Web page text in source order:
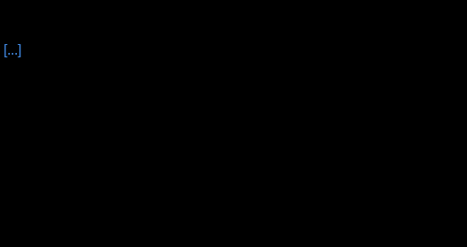
[...]